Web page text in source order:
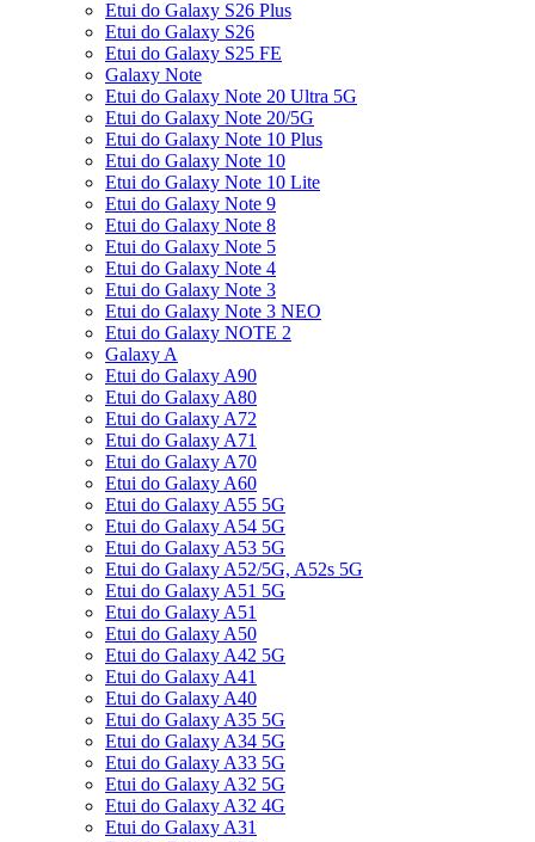
Etui do Galaxy S26 Plus
Etui do Galaxy S26
Etui do Galaxy S25 FE
Galaxy Note
Etui do Galaxy Note 20 Ultra 5G
Etui do Galaxy Note 20/5G
Etui do Galaxy Note 10 Plus
Etui do Galaxy Note 10
Etui do Galaxy Note 10 Lite
Etui do Galaxy Note 9
Etui do Galaxy Note 8
Etui do Galaxy Note 5
Etui do Galaxy Note 4
Etui do Galaxy Note 3
Etui do Galaxy Note 3 NEO
Etui do Galaxy NOTE 2
Galaxy A
Etui do Galaxy A90
Etui do Galaxy A80
Etui do Galaxy A72
Etui do Galaxy A71
Etui do Galaxy A70
Etui do Galaxy A60
Etui do Galaxy A55 5G
Etui do Galaxy A54 5G
Etui do Galaxy A53 5G
Etui do Galaxy A52/5G, A52s 5G
Etui do Galaxy A51 5G
Etui do Galaxy A51
Etui do Galaxy A50
Etui do Galaxy A42 5G
Etui do Galaxy A41
Etui do Galaxy A40
Etui do Galaxy A35 5G
Etui do Galaxy A34 5G
Etui do Galaxy A33 5G
Etui do Galaxy A32 5G
Etui do Galaxy A32 4G
Etui do Galaxy A31